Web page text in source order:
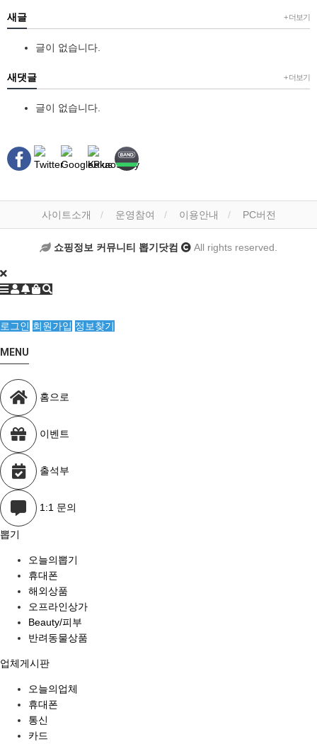
+ 더보기
새글
글이 없습니다.
+ 더보기
새댓글
글이 없습니다.
사이트소개 운영참여 이용안내 PC버전
쇼핑정보 커뮤니티 뽑기닷컴 All rights reserved.
로그인 회원가입 정보찾기
MENU
홈으로
이벤트
출석부
1:1 문의
뽑기
오늘의뽑기
휴대폰
해외상품
오프라인상가
Beauty/피부
반려동물상품
업체게시판
오늘의업체
휴대폰
통신
카드